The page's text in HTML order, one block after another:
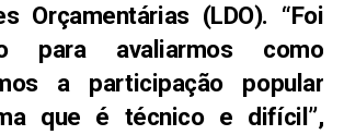
Orçamentárias (LDO). “Foi
para avaliarmos como
a participação popular
que é técnico e difícil”,